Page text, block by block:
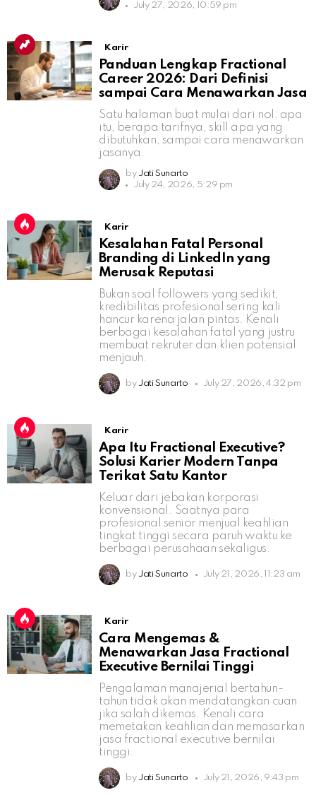
July 27, 2026, 10:59 pm
Karir
Panduan Lengkap Fractional
Career 2026: Dari Definisi
sampai Cara Menawarkan Jasa
Satu halaman buat mulai dari nol: apa
itu, berapa tarifnya, skill apa yang
dibutuhkan, sampai cara menawarkan
jasanya.
by Jati Sunarto
July 24, 2026, 5:29 pm
Karir
Kesalahan Fatal Personal
Branding di LinkedIn yang
Merusak Reputasi
Bukan soal followers yang sedikit,
kredibilitas profesional sering kali
hancur karena jalan pintas. Kenali
berbagai kesalahan fatal yang justru
membuat rekruter dan klien potensial
menjauh.
by Jati Sunarto July 27, 2026, 4:32 pm
Karir
Apa Itu Fractional Executive?
Solusi Karier Modern Tanpa
Terikat Satu Kantor
Keluar dari jebakan korporasi
konvensional. Saatnya para
profesional senior menjual keahlian
tingkat tinggi secara paruh waktu ke
berbagai perusahaan sekaligus.
by Jati Sunarto July 21, 2026, 11:23 am
Karir
Cara Mengemas &
Menawarkan Jasa Fractional
Executive Bernilai Tinggi
Pengalaman manajerial bertahun-
tahun tidak akan mendatangkan cuan
jika salah dikemas. Kenali cara
memetakan keahlian dan memasarkan
jasa fractional executive bernilai
tinggi.
by Jati Sunarto July 21, 2026, 9:43 pm